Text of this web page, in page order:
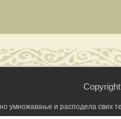
умножавање и расподела свих